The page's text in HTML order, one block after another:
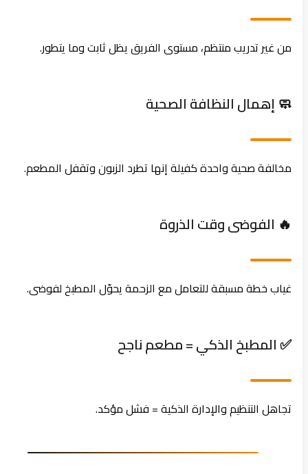
من غير تدريب منتظم، مستوى الفريق يظل ثابت وما يتطور.
🧼 إهمال النظافة الصحية
مخالفة صحية واحدة كفيلة إنها تطرد الزبون وتقفل المطعم.
🔥 الفوضى وقت الذروة
غياب خطة مسبقة للتعامل مع الزحمة يحوّل المطبخ لفوضى.
✅ المطبخ الذكي = مطعم ناجح
تجاهل التنظيم والإدارة الذكية = فشل مؤكد.